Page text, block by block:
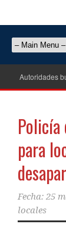
Autoridades
Policía
para
Fecha: 25
locales